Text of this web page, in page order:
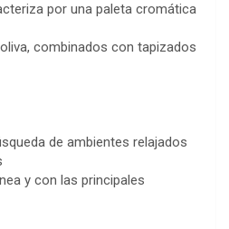
por una paleta cromática
combinados con tapizados
de ambientes relajados
y con las principales